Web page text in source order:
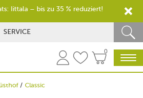
SERVICE
0
Classic
Iittala – bis zu 35 % reduziert!